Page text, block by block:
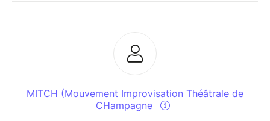
MITCH (Mouvement Improvisation Théâtrale de
CHampagne